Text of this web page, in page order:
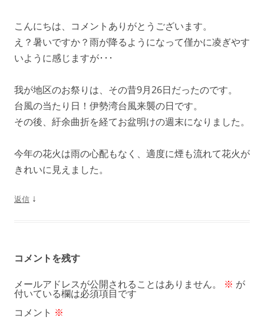
こんにちは、コメントありがとうございます。
え？暑いですか？雨が降るようになって僅かに凌ぎやす
いように感じますが･･･
我が地区のお祭りは、その昔9月26日だったのです。
台風の当たり日！伊勢湾台風来襲の日です。
その後、紆余曲折を経てお盆明けの週末になりました。
今年の花火は雨の心配もなく、適度に煙も流れて花火が
きれいに見えました。
返信 ↓
コメントを残す
メールアドレスが公開されることはありません。
※ が
付いている欄は必須項目です
コメント ※